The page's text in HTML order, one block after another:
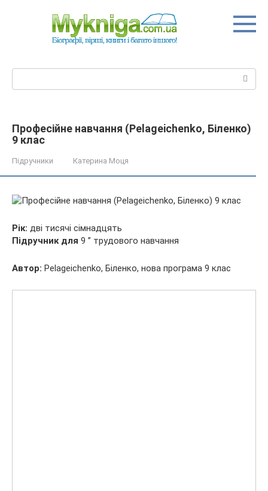
Професійне навчання (Pelageichenko, Біленко)
9 клас
Підручники Катерина Моця
Рік: дві тисячі сімнадцять
Підручник для 9 ” трудового навчання
Автор: Pelageichenko, Біленко, нова програма 9 клас